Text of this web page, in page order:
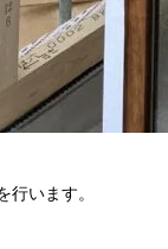
います。